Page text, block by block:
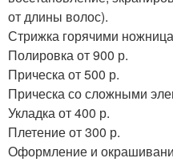
от длины волос).
Стрижка горячими
Полировка от 900 р.
Прическа от 500 р.
Прическа со сложными
Укладка от 400 р.
Плетение от 300 р.
Оформление и